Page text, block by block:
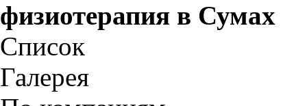
физиотерапия в Сумах
Список
Галерея